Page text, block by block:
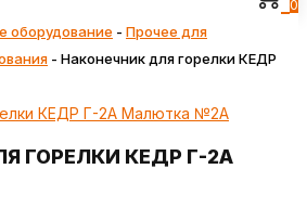
0
оборудование - Прочее для
- Наконечник для горелки КЕДР
ГОРЕЛКИ КЕДР Г-2А